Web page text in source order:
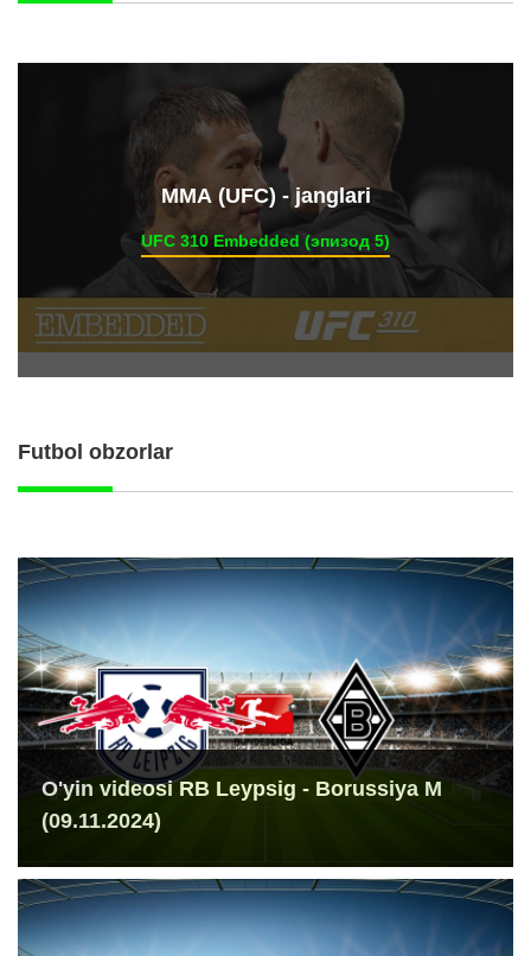
ММА (UFC) - janglari
UFC 310 Embedded (эпизод 5)
Futbol obzorlar
O'yin videosi RB Leypsig - Borussiya M
(09.11.2024)